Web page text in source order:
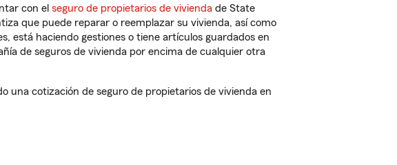
con el seguro de propietarios de vivienda de State
que puede reparar o reemplazar su vivienda, así como
está haciendo gestiones o tiene artículos guardados en
de seguros de vivienda por encima de cualquier otra
una cotización de seguro de propietarios de vivienda en